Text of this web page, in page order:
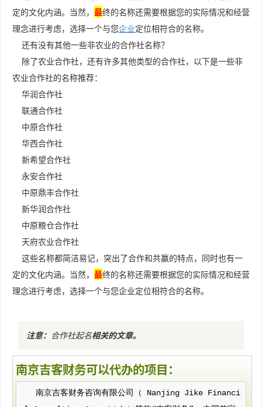
定的文化内涵。当然， 最终的名称还需要根据您的实际情况和经营
理念进行考虑，选择一个与您企业定位相符合的名称。
还有没有其他一些非农业的合作社名称？
除了农业合作社，还有许多其他类型的合作社，以下是一些非
农业合作社的名称推荐：
华润合作社
联通合作社
中原合作社
华西合作社
新希望合作社
永安合作社
中原鼎丰合作社
新华润合作社
中原粮仓合作社
天府农业合作社
这些名称都简洁易记，突出了合作和共赢的特点，同时也有一
定的文化内涵。当然， 最终的名称还需要根据您的实际情况和经营
理念进行考虑，选择一个与您企业定位相符合的名称。
注意： 合作社起名相关的文章。
南京吉客财务可以代办的项目：
南京吉客财务咨询有限公司（ Nanjing Jike Financi